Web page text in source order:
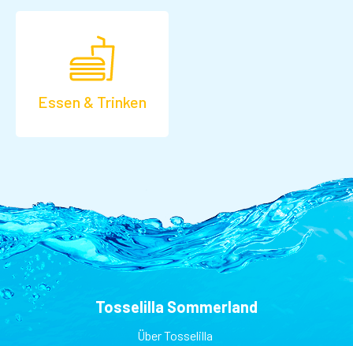
Essen & Trinken
Tosselilla Sommerland
Über Tosselilla